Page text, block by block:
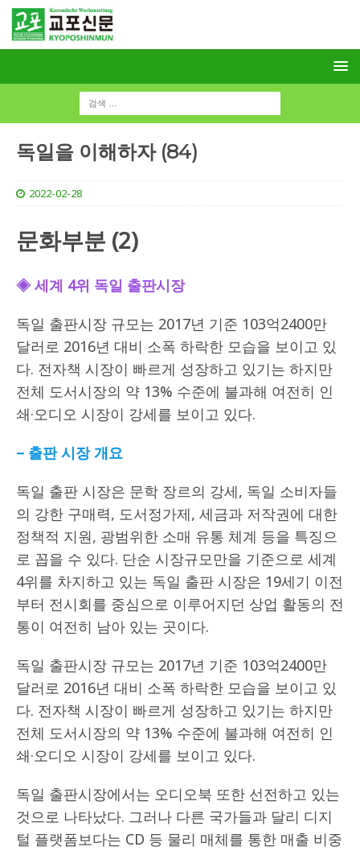
독일을 이해하자 (84)
2022-02-28
문화부분 (2)
◈ 세계 4위 독일 출판시장
독일 출판시장 규모는 2017년 기준 103억2400만
달러로 2016년 대비 소폭 하락한 모습을 보이고 있
다. 전자책 시장이 빠르게 성장하고 있기는 하지만
전체 도서시장의 약 13% 수준에 불과해 여전히 인
쇄·오디오 시장이 강세를 보이고 있다.
– 출판 시장 개요
독일 출판 시장은 문학 장르의 강세, 독일 소비자들
의 강한 구매력, 도서정가제, 세금과 저작권에 대한
정책적 지원, 광범위한 소매 유통 체계 등을 특징으
로 꼽을 수 있다. 단순 시장규모만을 기준으로 세계
4위를 차지하고 있는 독일 출판 시장은 19세기 이전
부터 전시회를 중심으로 이루어지던 상업 활동의 전
통이 여전히 남아 있는 곳이다.
독일 출판시장 규모는 2017년 기준 103억2400만
달러로 2016년 대비 소폭 하락한 모습을 보이고 있
다. 전자책 시장이 빠르게 성장하고 있기는 하지만
전체 도서시장의 약 13% 수준에 불과해 여전히 인
쇄·오디오 시장이 강세를 보이고 있다.
독일 출판시장에서는 오디오북 또한 선전하고 있는
것으로 나타났다. 그러나 다른 국가들과 달리 디지
털 플랫폼보다는 CD 등 물리 매체를 통한 매출 비중